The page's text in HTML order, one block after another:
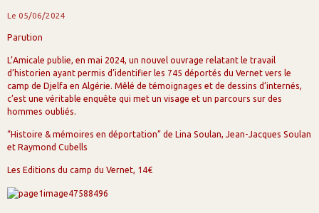
Le 05/06/2024
Parution
L’Amicale publie, en mai 2024, un nouvel ouvrage relatant le travail
d’historien ayant permis d’identifier les 745 déportés du Vernet vers le
camp de Djelfa en Algérie. Mêlé de témoignages et de dessins d’internés,
c’est une véritable enquête qui met un visage et un parcours sur des
hommes oubliés.
“Histoire & mémoires en déportation” de Lina Soulan, Jean-Jacques Soulan
et Raymond Cubells
Les Editions du camp du Vernet, 14€